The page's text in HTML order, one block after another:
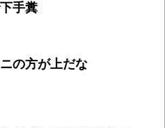
手糞
の方が上だな